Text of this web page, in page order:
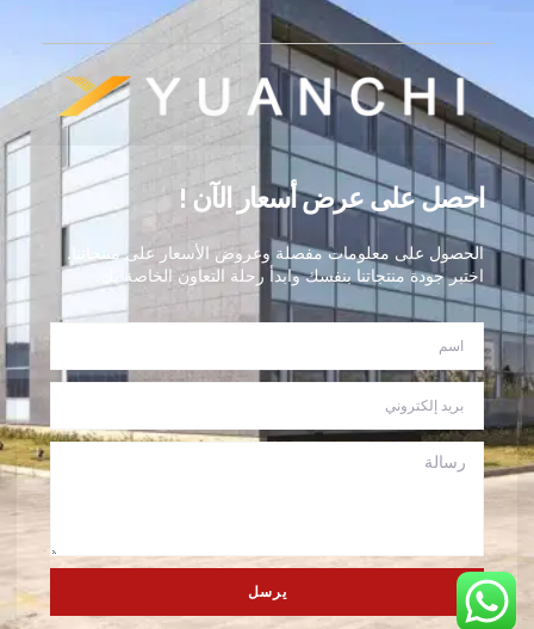
احصل على عرض أسعار الآن !
الحصول على معلومات مفصلة وعروض الأسعار على منتجاتنا.
اختبر جودة منتجاتنا بنفسك وابدأ رحلة التعاون الخاصة بك.
يرسل